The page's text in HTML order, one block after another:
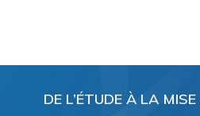
DE L’ÉTUDE À LA